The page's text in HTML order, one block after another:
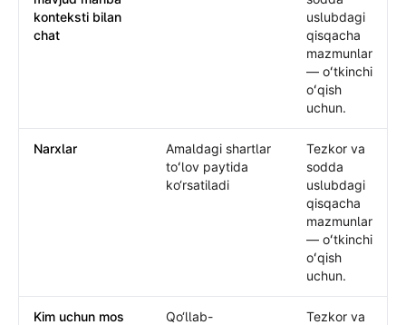
konteksti bilan
chat
uslubdagi
qisqacha
mazmunlar
— oʻtkinchi
oʻqish
uchun.
Narxlar
Amaldagi shartlar
toʻlov paytida
ko‘rsatiladi
Tezkor va
sodda
uslubdagi
qisqacha
mazmunlar
— oʻtkinchi
oʻqish
uchun.
Kim uchun mos
Qo‘llab-
Tezkor va